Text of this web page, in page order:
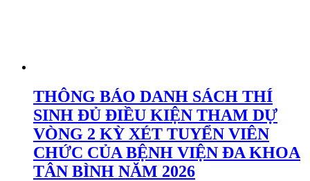
THÔNG BÁO DANH SÁCH THÍ
SINH ĐỦ ĐIỀU KIỆN THAM DỰ
VÒNG 2 KỲ XÉT TUYỂN VIÊN
CHỨC CỦA BỆNH VIỆN ĐA KHOA
TÂN BÌNH NĂM 2026